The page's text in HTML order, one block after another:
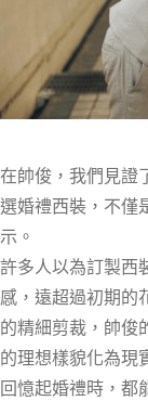
在帥俊，我們見證
選婚禮西裝，不僅
示。
許多人以為訂製西
感，遠超過初期的
的精細剪裁，帥俊
的理想樣貌化為現
回憶起婚禮時，都